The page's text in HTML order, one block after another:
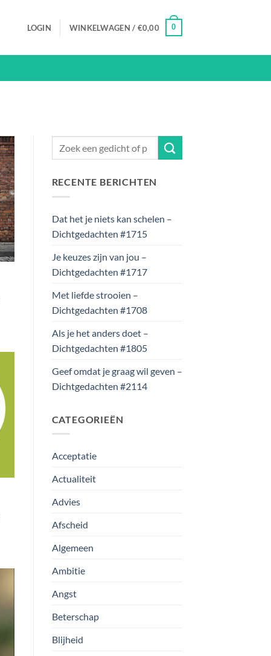
LOGIN WINKELWAGEN / €0,00 0
RECENTE BERICHTEN
Dat het je niets kan schelen –
Dichtgedachten #1715
Je keuzes zijn van jou –
Dichtgedachten #1717
Met liefde strooien –
Dichtgedachten #1708
Als je het anders doet –
Dichtgedachten #1805
Geef omdat je graag wil geven –
Dichtgedachten #2114
CATEGORIEËN
Acceptatie
Actualiteit
Advies
Afscheid
Algemeen
Ambitie
Angst
Beterschap
Blijheid